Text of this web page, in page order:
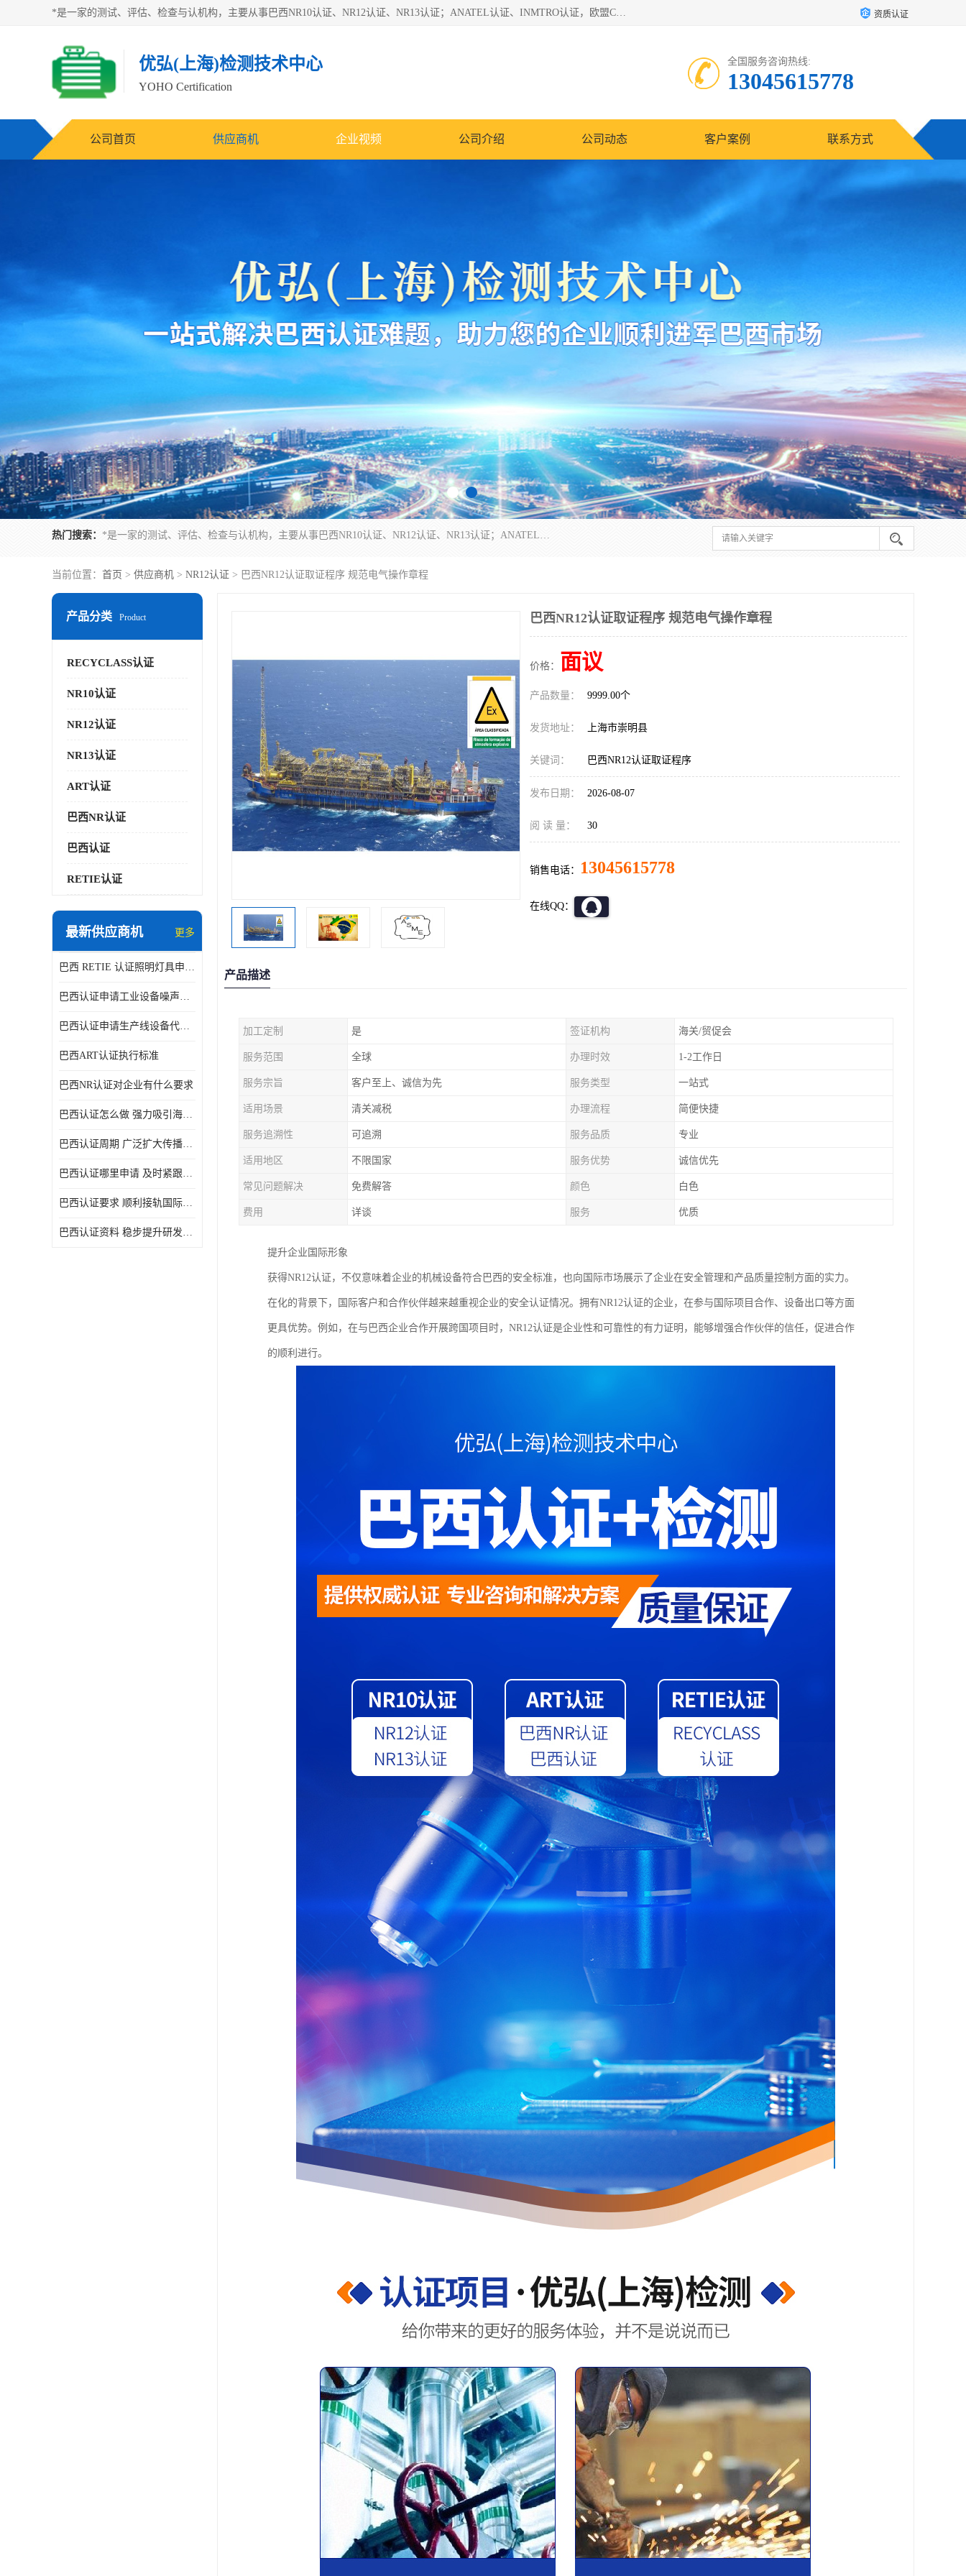
*是一家的测试、评估、检查与认机构，主要从事巴西NR10认证、NR12认证、NR13认证；ANATEL认证、INMTRO认证，欧盟CE认证：MD认证，PED认证，MID认证，ATEX认证，德国蓝色天使认证。 资质认证
优弘(上海)检测技术中心
YOHO Certification
全国服务咨询热线:
13045615778
公司首页 供应商机 企业视频 公司介绍 公司动态 客户案例 联系方式
热门搜索： *是一家的测试、评估、检查与认机构，主要从事巴西NR10认证、NR12认证、NR13认证；ANATEL认证、INMTRO认证，欧盟CE认证：MD认证，PED认证，MID认证，ATEX认证，德国蓝色天使认证。
当前位置： 首页 > 供应商机 > NR12认证 > 巴西NR12认证取证程序 规范电气操作章程
产品分类 Product
RECYCLASS认证
NR10认证
NR12认证
NR13认证
ART认证
巴西NR认证
巴西认证
RETIE认证
最新供应商机 更多
巴西 RETIE 认证照明灯具申请 RETIE 认证
巴西认证申请工业设备噪声控制认证规范
巴西认证申请生产线设备代理机构选择
巴西ART认证执行标准
巴西NR认证对企业有什么要求
巴西认证怎么做 强力吸引海外投资
巴西认证周期 广泛扩大传播范围
巴西认证哪里申请 及时紧跟法规变化
巴西认证要求 顺利接轨国际规范
巴西认证资料 稳步提升研发能力
巴西NR12认证取证程序 规范电气操作章程
价格： 面议
产品数量： 9999.00个
发货地址： 上海市崇明县
关键词： 巴西NR12认证取证程序
发布日期： 2026-08-07
阅 读 量： 30
销售电话： 13045615778
在线QQ：
产品描述
加工定制 是 签证机构 海关/贸促会
服务范围 全球 办理时效 1-2工作日
服务宗旨 客户至上、诚信为先 服务类型 一站式
适用场景 清关减税 办理流程 简便快捷
服务追溯性 可追溯 服务品质 专业
适用地区 不限国家 服务优势 诚信优先
常见问题解决 免费解答 颜色 白色
费用 详谈 服务 优质
提升企业国际形象
获得NR12认证，不仅意味着企业的机械设备符合巴西的安全标准，也向国际市场展示了企业在安全管理和产品质量控制方面的实力。
在化的背景下，国际客户和合作伙伴越来越重视企业的安全认证情况。拥有NR12认证的企业，在参与国际项目合作、设备出口等方面
更具优势。例如，在与巴西企业合作开展跨国项目时，NR12认证是企业性和可靠性的有力证明，能够增强合作伙伴的信任，促进合作
的顺利进行。